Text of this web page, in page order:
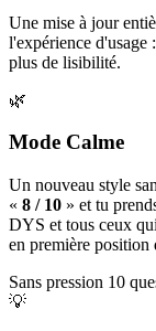
Une mise à jour
l'expérience d'usage
plus de lisibilité.
🌿
Mode Calme
Un nouveau style
« 8 / 10 » et tu
DYS et tous ceux
en première position
Sans pression 10
💡